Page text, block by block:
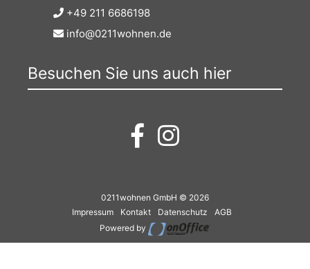
+49 211 6686198
info@0211wohnen.de
Besuchen Sie uns auch hier
0211wohnen GmbH © 2026
Impressum
Kontakt Datenschutz
AGB
Powered by